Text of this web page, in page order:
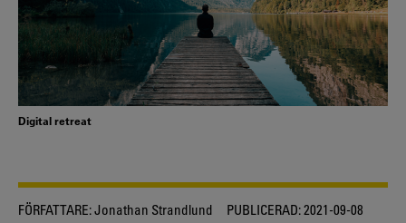
Digital retreat
FÖRFATTARE:Jonathan Strandlund PUBLICERAD:2021-09-08